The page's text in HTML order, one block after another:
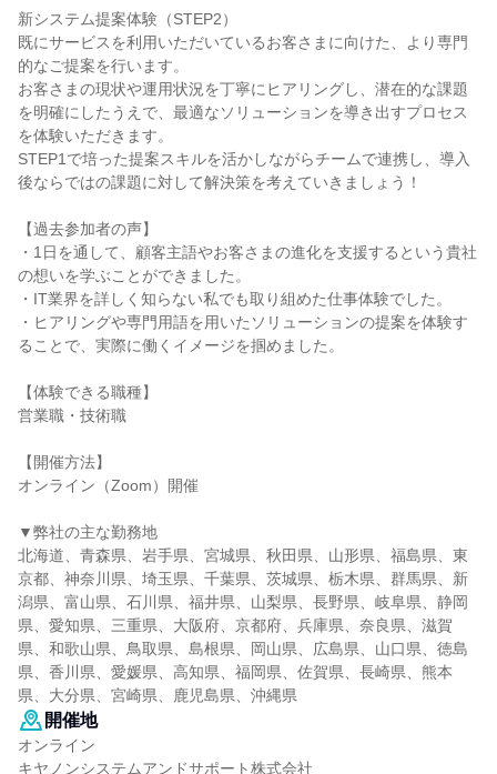
新システム提案体験（STEP2）
既にサービスを利用いただいているお客さまに向けた、より専門
的なご提案を行います。
お客さまの現状や運用状況を丁寧にヒアリングし、潜在的な課題
を明確にしたうえで、最適なソリューションを導き出すプロセス
を体験いただきます。
STEP1で培った提案スキルを活かしながらチームで連携し、導入
後ならではの課題に対して解決策を考えていきましょう！
【過去参加者の声】
・1日を通して、顧客主語やお客さまの進化を支援するという貴社
の想いを学ぶことができました。
・IT業界を詳しく知らない私でも取り組めた仕事体験でした。
・ヒアリングや専門用語を用いたソリューションの提案を体験す
ることで、実際に働くイメージを掴めました。
【体験できる職種】
営業職・技術職
【開催方法】
オンライン（Zoom）開催
▼弊社の主な勤務地
北海道、青森県、岩手県、宮城県、秋田県、山形県、福島県、東
京都、神奈川県、埼玉県、千葉県、茨城県、栃木県、群馬県、新
潟県、富山県、石川県、福井県、山梨県、長野県、岐阜県、静岡
県、愛知県、三重県、大阪府、京都府、兵庫県、奈良県、滋賀
県、和歌山県、鳥取県、島根県、岡山県、広島県、山口県、徳島
県、香川県、愛媛県、高知県、福岡県、佐賀県、長崎県、熊本
県、大分県、宮崎県、鹿児島県、沖縄県
開催地
オンライン
キヤノンシステムアンドサポート株式会社